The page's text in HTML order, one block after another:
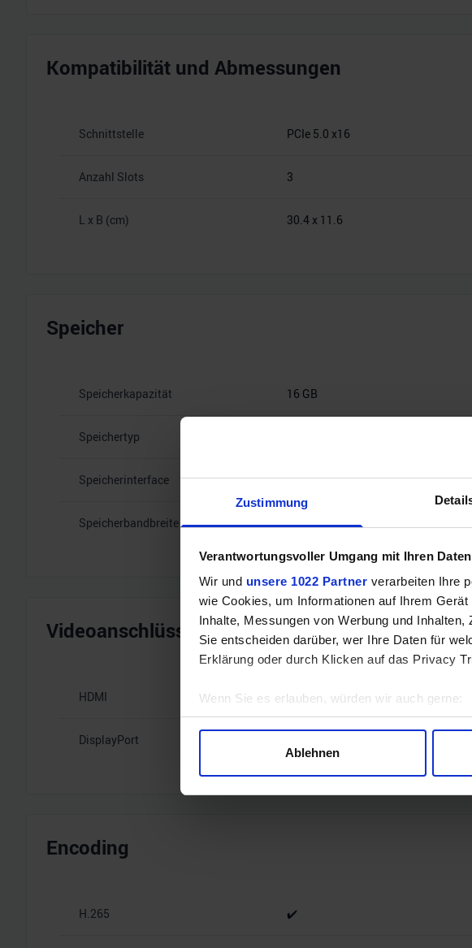
Zustimmung
Verantwortungsvoller Umgang mit Ihren Daten
Wir und unsere 1022 Partner verarbeiten Ihre
wie Cookies, um Informationen auf Ihrem
Inhalte, Messungen von Werbung und
Sie entscheiden darüber, wer Ihre Daten für
Erklärung oder durch Klicken auf das Privacy
Wenn Sie es erlauben, würden wir auch gerne:
Informationen über Ihre geografische Lage
Erfahren Sie mehr darüber, wie Ihre
Ablehnen
Kompatibilität und Abmessungen
Schnittstelle PCIe 5.0 x16
Anzahl Slots 3
L x B (cm) 30.4 x 11.6
Speicher
Speicherkapazität 16 GB
Speichertyp
Speicherinterface 256
Speicherbandbreite 30 Gbps
Videoanschlüsse
HDMI 1x HDMI 2.1b
DisplayPort
Encoding
H.265 ✔️